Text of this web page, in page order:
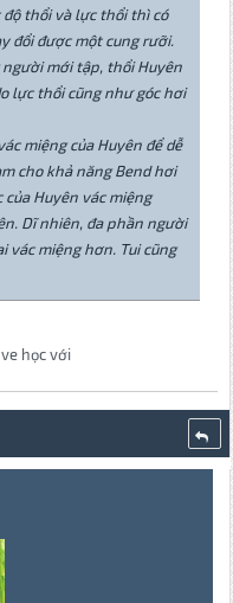
thổi và lực thổi thì có
đổi được một cung rưỡi.
mới tập, thổi Huyên
lực thổi cũng như góc hơi
miệng của Huyên để dễ
cho khả năng Bend hơi
Huyên vác miệng
Dĩ nhiên, đa phần người
miệng hơn. Tui cũng
học với